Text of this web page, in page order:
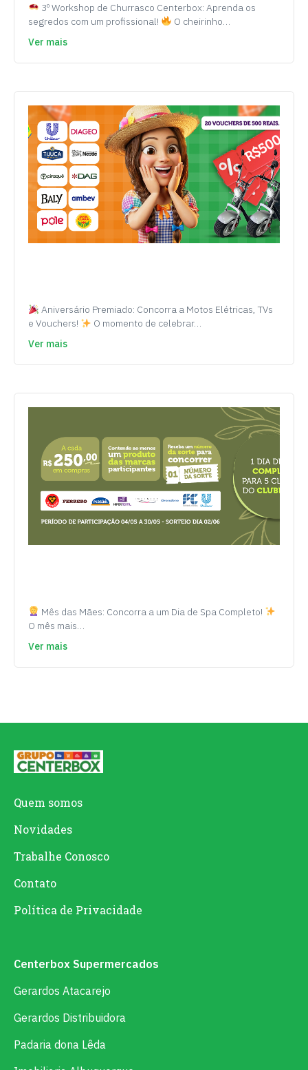
3º Workshop de Churrasco Centerbox: Aprenda os
segredos com um profissional!
O cheirinho…
Ver mais
Aniversário Premiado: Concorra a Motos Elétricas, TVs
e Vouchers!
O momento de celebrar…
Ver mais
Mês das Mães: Concorra a um Dia de Spa Completo!
O mês mais…
Ver mais
Quem somos
Novidades
Trabalhe Conosco
Contato
Política de Privacidade
Centerbox Supermercados
Gerardos Atacarejo
Gerardos Distribuidora
Padaria dona Lêda